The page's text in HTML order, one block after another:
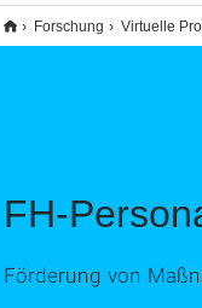
Forschung Virtuelle
FH-
Förderung von